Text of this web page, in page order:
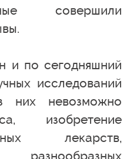
совершили
и по сегодняшний
исследований
них невозможно
изобретение
лекарств,